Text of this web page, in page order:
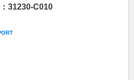
31230-C010